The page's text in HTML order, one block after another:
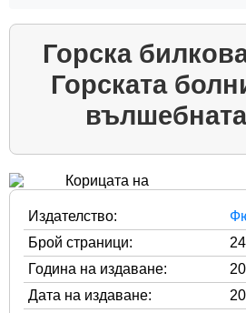
Горска
Горската
Издателство:
Брой страници:
24
Година на издаване:
Дата на издаване: